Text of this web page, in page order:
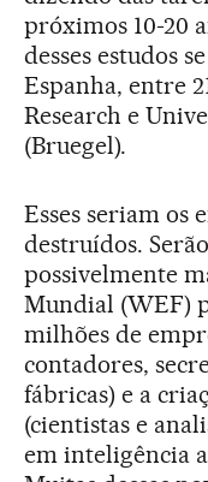
próximos 10-20
desses estudos
Espanha, entre
Research e
(Bruegel).
Esses seriam os
destruídos.
possivelmente
Mundial (WEF)
milhões de
contadores,
fábricas) e a
(cientistas e
em inteligência